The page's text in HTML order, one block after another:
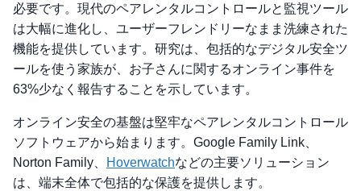
必要です。現代のペアレンタルコントロールと監視ツール
は大幅に進化し、ユーザーフレンドリーなまま洗練された
機能を提供しています。研究は、包括的なデジタル安全ツ
ールを使う家族が、お子さんに関するオンライン事件を
63%少なく報告することを示しています。
オンライン安全の基盤は堅牢なペアレンタルコントロール
ソフトウェアから始まります。Google Family Link、
Norton Family、
Hoverwatchなどの主要ソリューション
は、端末全体で包括的な保護を提供します。